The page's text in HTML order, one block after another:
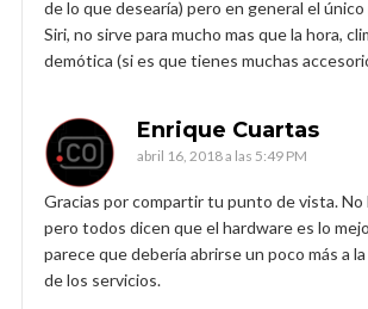
de lo que desearía) pero en general el
Siri, no sirve para mucho mas que la hora,
demótica (si es que tienes muchas
Enrique Cuartas
abril 16, 2018 a las 5:49 PM
Gracias por compartir tu punto de vista. No
pero todos dicen que el hardware es lo
parece que debería abrirse un poco más a
de los servicios.